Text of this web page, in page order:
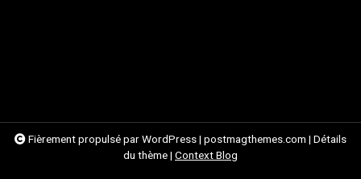
Fièrement propulsé par WordPress| postmagthemes.com | Détails
du thème| Context Blog